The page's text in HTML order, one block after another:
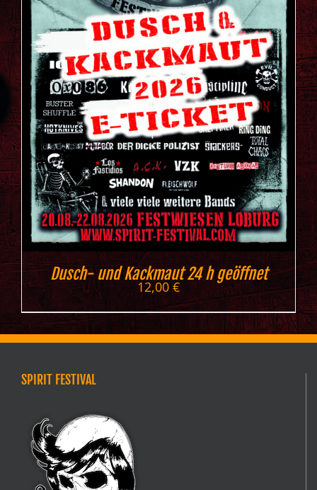
Dusch- und Kackmaut 24 h geöffnet
12,00 €
SPIRIT FESTIVAL